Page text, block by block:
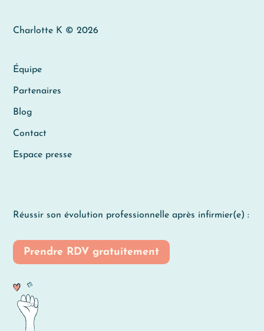
Charlotte K © 2026
Équipe
Partenaires
Blog
Contact
Espace presse
Réussir son évolution professionnelle après infirmier(e) :
Prendre RDV gratuitement